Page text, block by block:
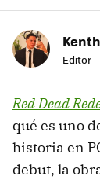
Kenth
Editor
Red Dead
qué es uno
historia en
debut, la